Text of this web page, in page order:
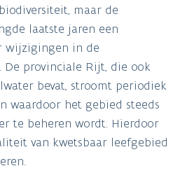
maar de
laatste jaren een
wijzigingen in de
provinciale Rijt, die ook
bevat, stroomt periodiek
waardoor het gebied steeds
te beheren wordt. Hierdoor
van kwetsbaar leefgebied